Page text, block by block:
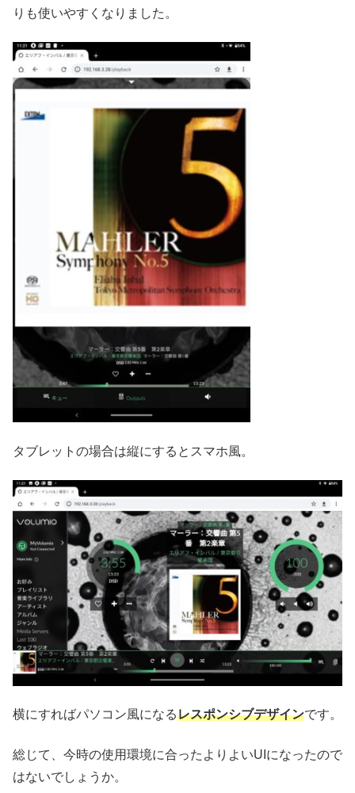
りも使いやすくなりました。
タブレットの場合は縦にするとスマホ風。
横にすればパソコン風になるレスポンシブデザインです。
総じて、今時の使用環境に合ったよりよいUIになったので
はないでしょうか。